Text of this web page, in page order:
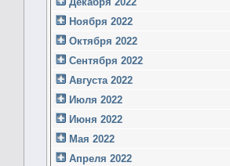
Ноября 2022
Октября 2022
Сентября 2022
Августа 2022
Июля 2022
Июня 2022
Мая 2022
Апреля 2022